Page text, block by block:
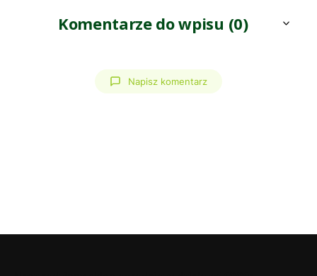
Komentarze do wpisu (0)
Napisz komentarz